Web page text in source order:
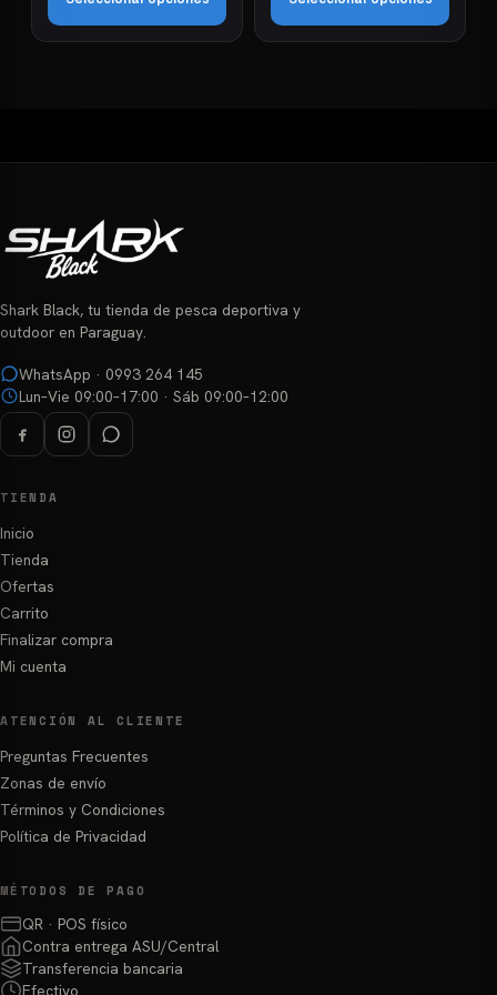
producto
producto
₲ 25.875
variantes.
se
pueden
en
página
de
producto
₲ 18.563
variantes.
en
de
Shark Black, tu tienda de pesca deportiva y
outdoor en Paraguay.
WhatsApp · 0993 264 145
Lun–Vie 09:00–17:00 · Sáb 09:00–12:00
TIENDA
Inicio
Tienda
Ofertas
Carrito
Finalizar compra
Mi cuenta
ATENCIÓN AL CLIENTE
Preguntas Frecuentes
Zonas de envío
Términos y Condiciones
Política de Privacidad
MÉTODOS DE PAGO
QR · POS físico
Contra entrega ASU/Central
Transferencia bancaria
Efectivo